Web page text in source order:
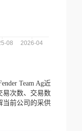
Team Ag近
易次数、交易数
当前公司的采供